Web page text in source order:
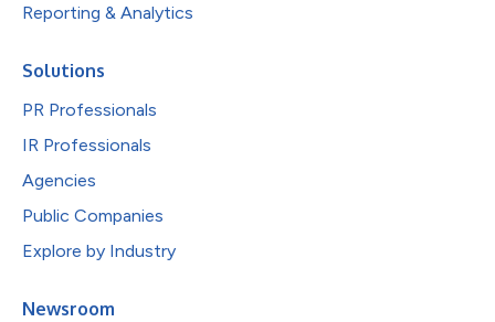
Reporting & Analytics
Solutions
PR Professionals
IR Professionals
Agencies
Public Companies
Explore by Industry
Newsroom